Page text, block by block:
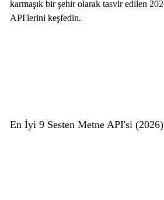
En İyi 9 Sesten Metne API'si (2026)